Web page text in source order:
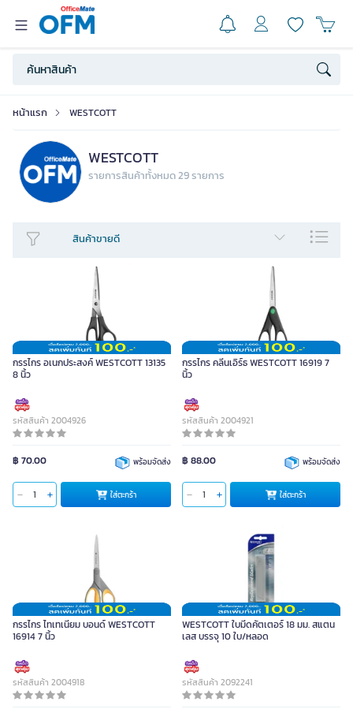
หน้าแรก WESTCOTT
WESTCOTT
รายการสินค้าทั้งหมด 29 รายการ
สินค้าขายดี
กรรไกร อเนกประสงค์ WESTCOTT 13135
8 นิ้ว
รหัสสินค้า 2004926
฿ 70.00 พร้อมจัดส่ง
ใส่ตะกร้า
กรรไกร คลีนเอิร์ธ WESTCOTT 16919 7
นิ้ว
รหัสสินค้า 2004921
฿ 88.00 พร้อมจัดส่ง
ใส่ตะกร้า
กรรไกร ไทเทเนียม บอนด์ WESTCOTT
16914 7 นิ้ว
รหัสสินค้า 2004918
WESTCOTT ใบมีดคัตเตอร์ 18 มม. สแตน
เลส บรรจุ 10 ใบ/หลอด
รหัสสินค้า 2092241